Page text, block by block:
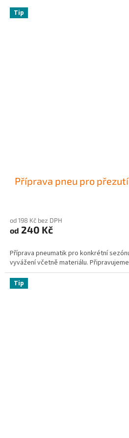
Tip
Příprava pneu pro
od 198 Kč bez DPH
od 240 Kč
Příprava pneumatik pro konkrétní
vyvážení včetně materiálu.
Tip